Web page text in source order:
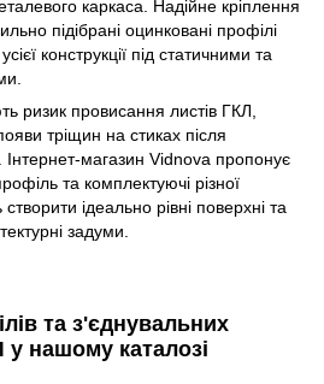
каркаса. Надійне кріплення
підібрані оцинковані профілі
конструкції під статичними та
ризик провисання листів ГКЛ,
тріщин на стиках після
магазин Vidnova пропонує
та комплектуючі різної
ідеально рівні поверхні та
задуми.
та з'єднувальних
нашому каталозі